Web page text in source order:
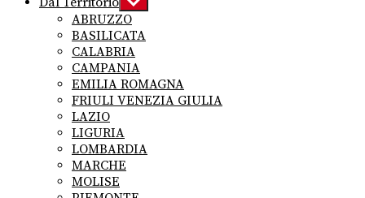
sub
menu
ABRUZZO
BASILICATA
CALABRIA
CAMPANIA
EMILIA ROMAGNA
FRIULI VENEZIA GIULIA
LAZIO
LIGURIA
LOMBARDIA
MARCHE
MOLISE